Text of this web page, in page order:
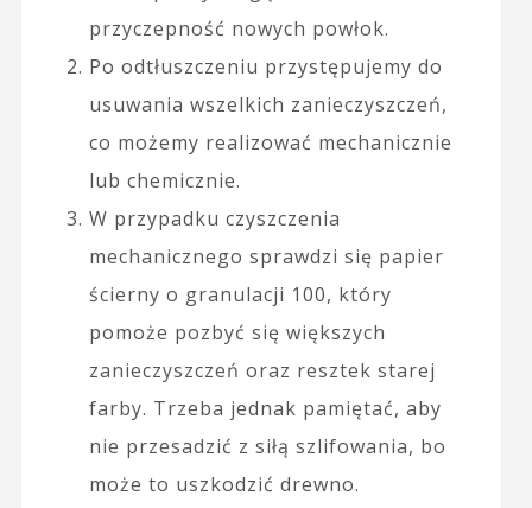
przyczepność nowych powłok.
Po odtłuszczeniu przystępujemy do
usuwania wszelkich zanieczyszczeń,
co możemy realizować mechanicznie
lub chemicznie.
W przypadku czyszczenia
mechanicznego sprawdzi się papier
ścierny o granulacji 100, który
pomoże pozbyć się większych
zanieczyszczeń oraz resztek starej
farby. Trzeba jednak pamiętać, aby
nie przesadzić z siłą szlifowania, bo
może to uszkodzić drewno.